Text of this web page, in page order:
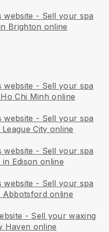
website - Sell your spa
Brighton online
website - Sell your spa
Chi Minh online
website - Sell your spa
City online
website - Sell your spa
Edison online
website - Sell your spa
Abbotsford online
- Sell your waxing
Haven online